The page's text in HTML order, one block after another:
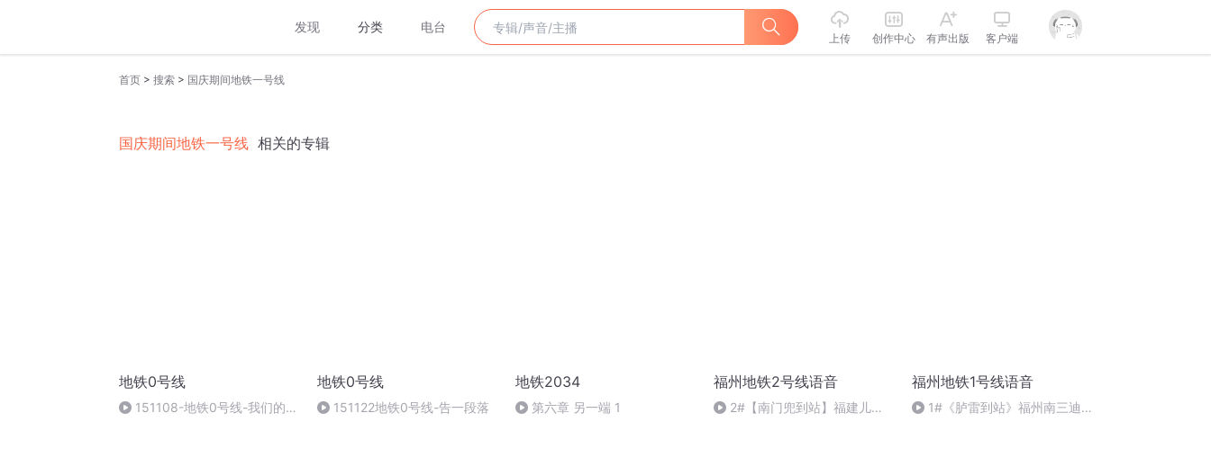
发现 分类 电台
上传 创作中心 有声出版 客户端
首页 > 搜索 > 国庆期间地铁一号线
国庆期间地铁一号线 相关的专辑
地铁0号线
151108-地铁0号线-我们的小
地铁0号线
151122地铁0号线-告一段落
地铁2034
第六章 另一端 1
福州地铁2号线语音
2#【南门兜到站】福建儿童
福州地铁1号线语音
1#《胪雷到站》福州南三迪